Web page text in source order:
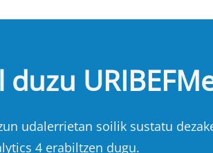
udalerrietan soilik sustatu
4 erabiltzen dugu.